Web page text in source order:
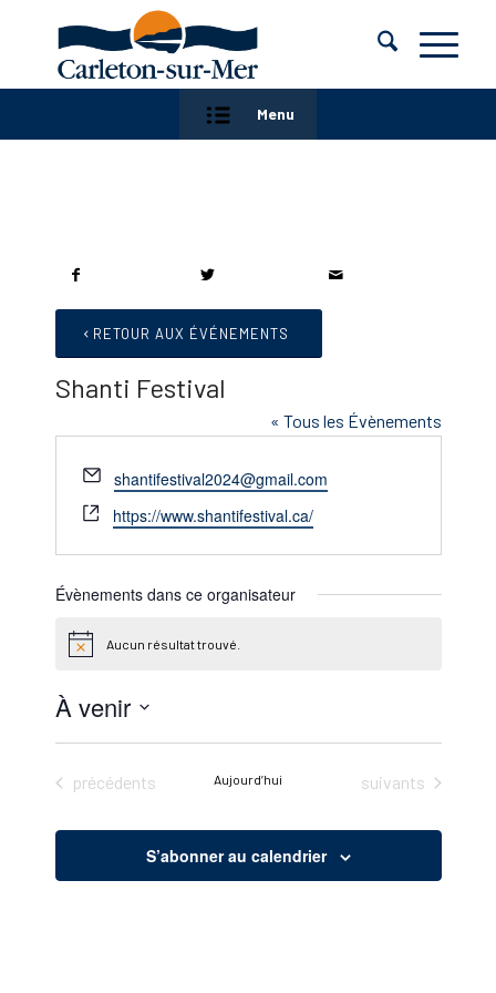
Menu
RETOUR AUX ÉVÉNEMENTS
Shanti Festival
« Tous les Évènements
Email
shantifestival2024@gmail.com
Site
web
https://www.shantifestival.ca/
Évènements dans ce organisateur
NoticeAucun résultat trouvé.
À venir
Sélectionnez
date.
Évènements
précédents Aujourd’hui Évènements
suivants
S’abonner au calendrier